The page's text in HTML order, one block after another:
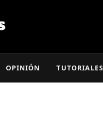
OPINIÓN TUTORIALES